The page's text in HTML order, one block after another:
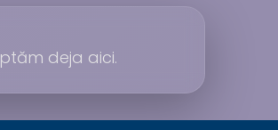
deja aici.